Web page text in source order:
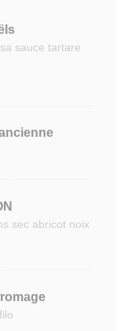
sauce tartare
sec abricot noix